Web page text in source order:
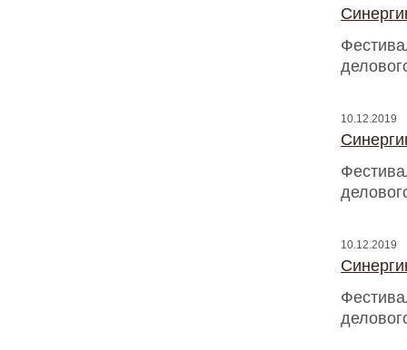
10.12.2019
10.12.2019